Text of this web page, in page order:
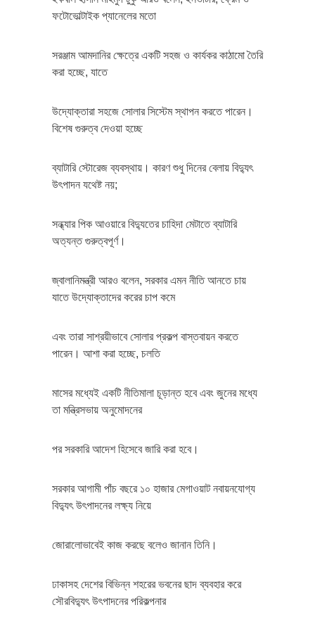
ফটোভোল্টাইক প্যানেলের মতো
সরঞ্জাম আমদানির ক্ষেত্রে একটি সহজ ও কার্যকর কাঠামো তৈরি
করা হচ্ছে, যাতে
উদ্যোক্তারা সহজে সোলার সিস্টেম স্থাপন করতে পারেন।
বিশেষ গুরুত্ব দেওয়া হচ্ছে
ব্যাটারি স্টোরেজ ব্যবস্থায়। কারণ শুধু দিনের বেলায় বিদ্যুৎ
উৎপাদন যথেষ্ট নয়;
সন্ধ্যার পিক আওয়ারে বিদ্যুতের চাহিদা মেটাতে ব্যাটারি
অত্যন্ত গুরুত্বপূর্ণ।
জ্বালানিমন্ত্রী আরও বলেন, সরকার এমন নীতি আনতে চায়
যাতে উদ্যোক্তাদের করের চাপ কমে
এবং তারা সাশ্রয়ীভাবে সোলার প্রকল্প বাস্তবায়ন করতে
পারেন। আশা করা হচ্ছে, চলতি
মাসের মধ্যেই একটি নীতিমালা চূড়ান্ত হবে এবং জুনের মধ্যে
তা মন্ত্রিসভায় অনুমোদনের
পর সরকারি আদেশ হিসেবে জারি করা হবে।
সরকার আগামী পাঁচ বছরে ১০ হাজার মেগাওয়াট নবায়নযোগ্য
বিদ্যুৎ উৎপাদনের লক্ষ্য নিয়ে
জোরালোভাবেই কাজ করছে বলেও জানান তিনি।
ঢাকাসহ দেশের বিভিন্ন শহরের ভবনের ছাদ ব্যবহার করে
সৌরবিদ্যুৎ উৎপাদনের পরিকল্পনার